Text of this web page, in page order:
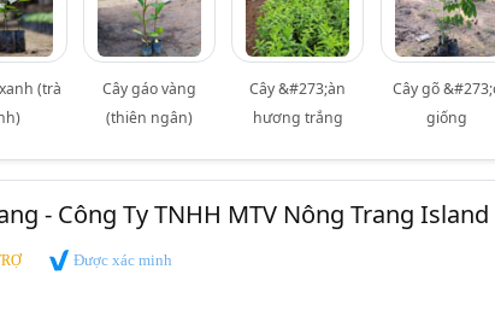
(trà
Cây gáo vàng
(thiên ngân)
Cây &#273;àn
hương trắng
Cây gõ
giống
- Công Ty TNHH MTV Nông Trang Island
Được xác minh